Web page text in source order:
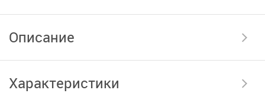
Описание
Характеристики